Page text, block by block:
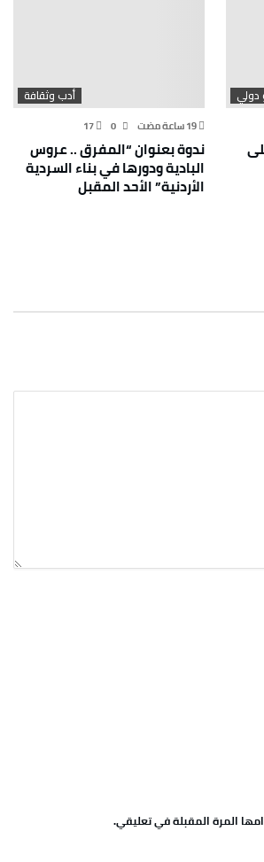
دولي أدب وثقافة
17
ندوة بعنوان “المفرق .. عروس
البادية ودورها في بناء السردية
الأردنية” الأحد المقبل
المرة المقبلة في تعليقي.